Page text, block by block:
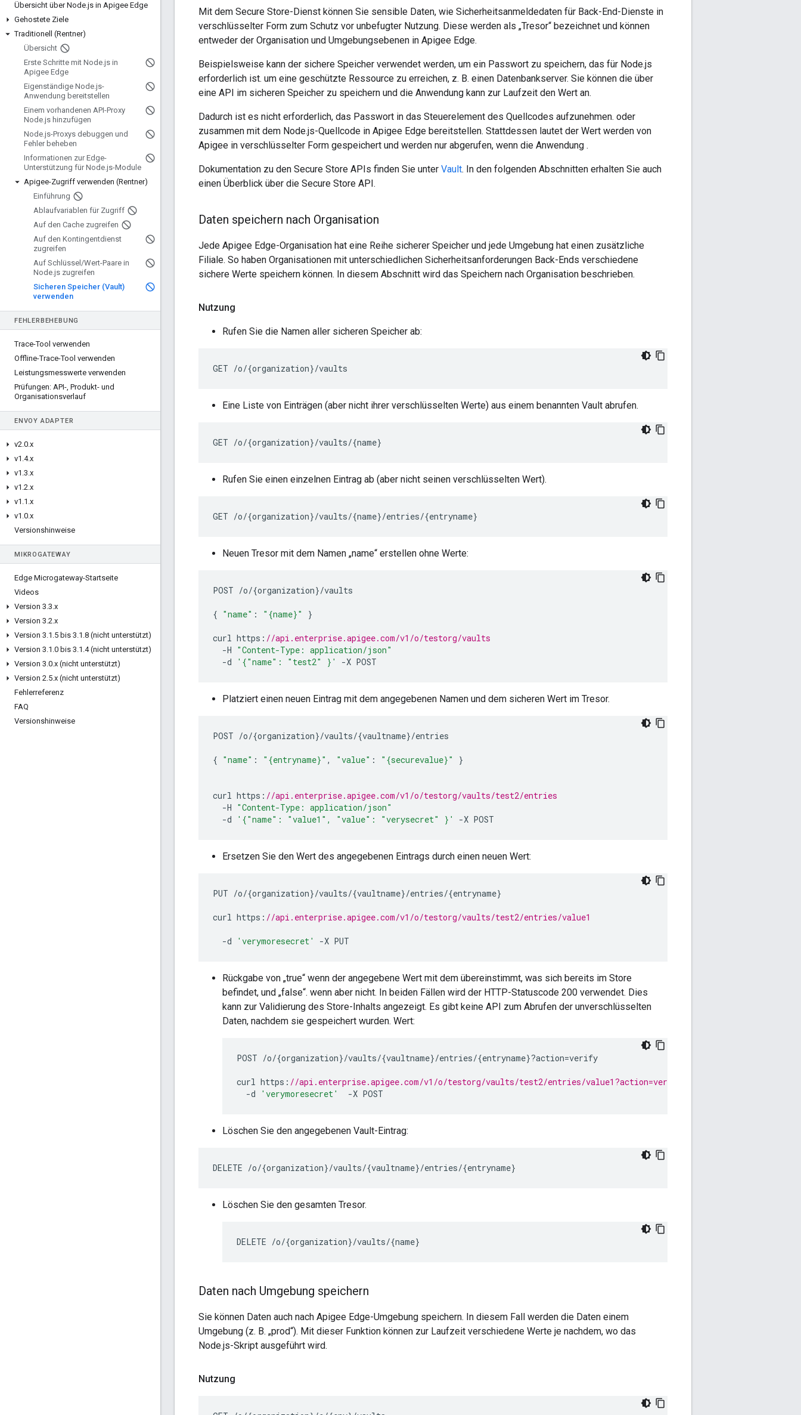
Übersicht über Node.js in Apigee Edge
Gehostete Ziele
Traditionell (Rentner)
Übersicht
Erste Schritte mit Node.js in
Apigee Edge
Eigenständige Node.js-
Anwendung bereitstellen
Einem vorhandenen API-Proxy
Node.js hinzufügen
Node.js-Proxys debuggen und
Fehler beheben
Informationen zur Edge-
Unterstützung für Node.js-Module
Apigee-Zugriff verwenden (Rentner)
Einführung
Ablaufvariablen für Zugriff
Auf den Cache zugreifen
Auf den Kontingentdienst
zugreifen
Auf Schlüssel /Wert-Paare in
Node.js zugreifen
Sicheren Speicher (Vault)
verwenden
FEHLERBEHEBUNG
Trace-Tool verwenden
Offline-Trace-Tool verwenden
Leistungsmesswerte verwenden
Prüfungen: API-, Produkt- und
Organisationsverlauf
ENVOY ADAPTER
v2.0.x
v1 .4.x
v1 .3.x
v1 .2.x
v1 .1 .x
v1 .0.x
Versionshinweise
MIKROGATEWAY
Edge Microgateway-Startseite
Videos
Version 3.3.x
Version 3.2.x
Version 3.1 .5 bis 3.1 .8 (nicht unterstützt)
Version 3.1 .0 bis 3.1 .4 (nicht unterstützt)
Version 3.0.x (nicht unterstützt)
Version 2.5.x (nicht unterstützt)
Fehlerreferenz
FAQ
Versionshinweise
Mit dem Secure Store-Dienst können Sie sensible Daten, wie Sicherheitsanmeldedaten für Back-End-Dienste in
verschlüsselter Form zum Schutz vor unbefugter Nutzung. Diese werden als „Tresor“ bezeichnet und können
entweder der Organisation und Umgebungsebenen in Apigee Edge.
Beispielsweise kann der sichere Speicher verwendet werden, um ein Passwort zu speichern, das für Node.js
erforderlich ist. um eine geschützte Ressource zu erreichen, z. B. einen Datenbankserver. Sie können die über
eine API im sicheren Speicher zu speichern und die Anwendung kann zur Laufzeit den Wert an.
Dadurch ist es nicht erforderlich, das Passwort in das Steuerelement des Quellcodes aufzunehmen. oder
zusammen mit dem Node.js-Quellcode in Apigee Edge bereitstellen. Stattdessen lautet der Wert werden von
Apigee in verschlüsselter Form gespeichert und werden nur abgerufen, wenn die Anwendung .
Dokumentation zu den Secure Store APIs finden Sie unter Vault. In den folgenden Abschnitten erhalten Sie auch
einen Überblick über die Secure Store API.
Daten speichern nach Organisation
Jede Apigee Edge-Organisation hat eine Reihe sicherer Speicher und jede Umgebung hat einen zusätzliche
Filiale. So haben Organisationen mit unterschiedlichen Sicherheitsanforderungen Back-Ends verschiedene
sichere Werte speichern können. In diesem Abschnitt wird das Speichern nach Organisation beschrieben.
Nutzung
Rufen Sie die Namen aller sicheren Speicher ab:
GET /o/{organization}/vaults
Eine Liste von Einträgen (aber nicht ihrer verschlüsselten Werte) aus einem benannten Vault abrufen.
GET /o/{organization}/vaults/{name}
Rufen Sie einen einzelnen Eintrag ab (aber nicht seinen verschlüsselten Wert).
GET /o/{organization}/vaults/{name}/entries/{entryname}
Neuen Tresor mit dem Namen „name“ erstellen ohne Werte:
POST /o/{organization}/vaults
{ "name" : "{name}" }
curl https : //api.enterprise.apigee.com/v1/o/testorg/vaults
-H "Content-Type: application/json"
-d '{"name": "test2" }' -X POST
Platziert einen neuen Eintrag mit dem angegebenen Namen und dem sicheren Wert im Tresor.
POST /o/{organization}/vaults/{vaultname}/entries
{ "name" : "{entryname}" , "value" : "{securevalue}" }
curl https : //api.enterprise.apigee.com/v1/o/testorg/vaults/test2/entries
-H "Content-Type: application/json"
-d '{"name": "value1", "value": "verysecret" }' -X POST
Ersetzen Sie den Wert des angegebenen Eintrags durch einen neuen Wert:
PUT /o/{organization}/vaults/{vaultname}/entries/{entryname}
curl https : //api.enterprise.apigee.com/v1/o/testorg/vaults/test2/entries/value1
-d 'verymoresecret' -X PUT
Rückgabe von „true“ wenn der angegebene Wert mit dem übereinstimmt, was sich bereits im Store
befindet, und „false“. wenn aber nicht. In beiden Fällen wird der HTTP-Statuscode 200 verwendet. Dies
kann zur Validierung des Store-Inhalts angezeigt. Es gibt keine API zum Abrufen der unverschlüsselten
Daten, nachdem sie gespeichert wurden. Wert:
POST /o/{organization}/vaults/{vaultname}/entries/{entryname}?action=verify
curl https : //api.enterprise.apigee.com/v1/o/testorg/vaults/test2/entries/value1?action=verify
-d 'verymoresecret' -X POST
Löschen Sie den angegebenen Vault-Eintrag:
DELETE /o/{organization}/vaults/{vaultname}/entries/{entryname}
Löschen Sie den gesamten Tresor.
DELETE /o/{organization}/vaults/{name}
Daten nach Umgebung speichern
Sie können Daten auch nach Apigee Edge-Umgebung speichern. In diesem Fall werden die Daten einem
Umgebung (z. B. „prod“). Mit dieser Funktion können zur Laufzeit verschiedene Werte je nachdem, wo das
Node.js-Skript ausgeführt wird.
Nutzung